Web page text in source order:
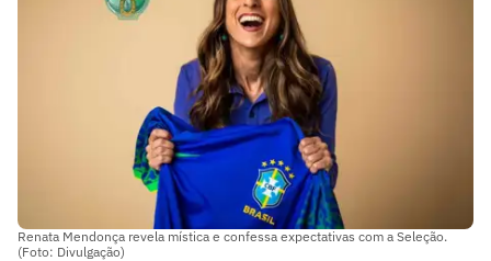
Renata Mendonça revela mística e confessa expectativas com a Seleção.
(Foto: Divulgação)